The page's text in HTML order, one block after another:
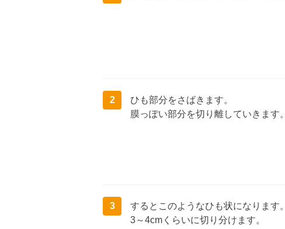
2
ひも部分をさばきます。
膜っぽい部分を切り離していきます。
3
するとこのようなひも状になります。
3～4cmくらいに切り分けます。